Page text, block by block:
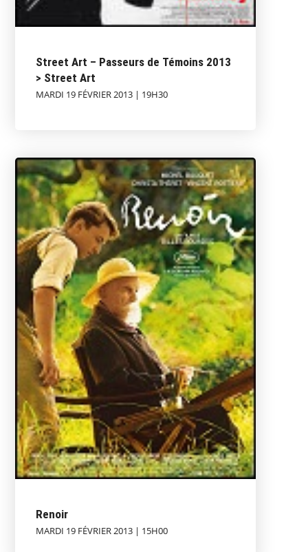
Street Art – Passeurs de Témoins 2013
> Street Art
MARDI 19 FÉVRIER 2013 | 19H30
Renoir
MARDI 19 FÉVRIER 2013 | 15H00